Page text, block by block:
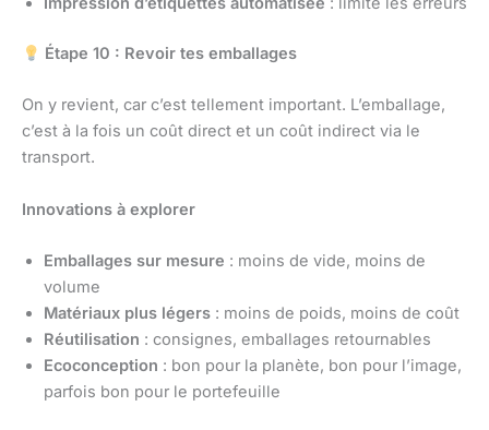
Étape 10 : Revoir tes emballages
On y revient, car c’est tellement important. L’emballage,
c’est à la fois un coût direct et un coût indirect via le
transport.
Innovations à explorer
Emballages sur mesure : moins de vide, moins de
volume
Matériaux plus légers : moins de poids, moins de coût
Réutilisation : consignes, emballages retournables
Ecoconception : bon pour la planète, bon pour l’image,
parfois bon pour le portefeuille